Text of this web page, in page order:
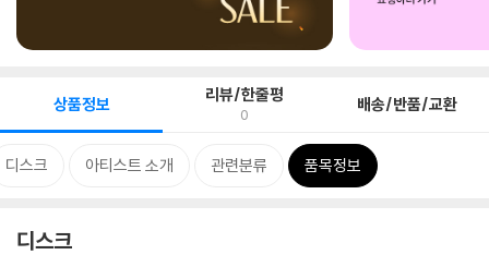
상품정보 리뷰/한줄평
0 배송/반품/교환
디스크 아티스트 소개 관련분류 품목정보
디스크